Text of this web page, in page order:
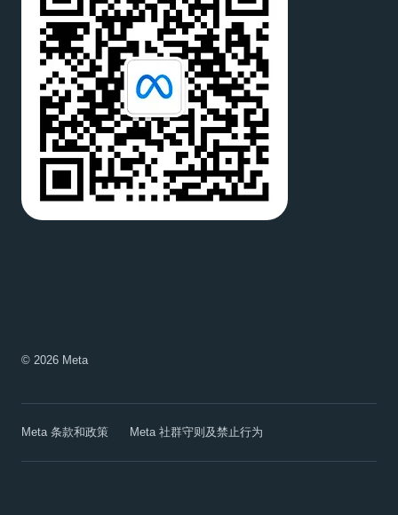
© 2026 Meta
Meta 条款和政策 Meta 社群守则及禁止行为